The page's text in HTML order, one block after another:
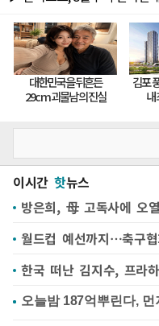
이시간 핫뉴스
방은희, 母 고독사에 오
월드컵 예선까지…축구
한국 떠난 김지수, 프라